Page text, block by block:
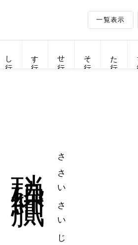
一覧表示
し行 す行 せ行 そ行 た行
ささいさいじ